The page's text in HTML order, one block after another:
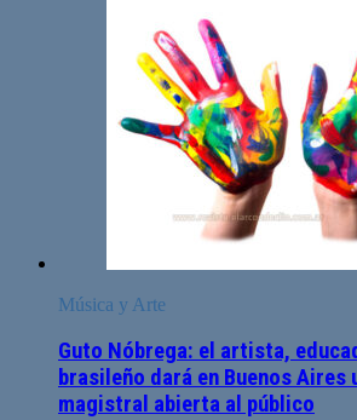
Música y Arte
Guto Nóbrega: el artista,
brasileño dará en Buenos Aires
magistral abierta al público